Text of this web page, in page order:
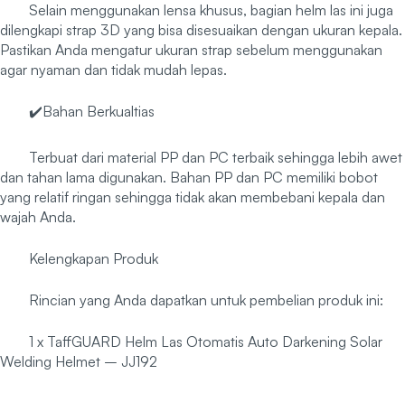
Selain menggunakan lensa khusus, bagian helm las ini juga
dilengkapi strap 3D yang bisa disesuaikan dengan ukuran kepala.
Pastikan Anda mengatur ukuran strap sebelum menggunakan
agar nyaman dan tidak mudah lepas.
✔️Bahan Berkualtias
Terbuat dari material PP dan PC terbaik sehingga lebih awet
dan tahan lama digunakan. Bahan PP dan PC memiliki bobot
yang relatif ringan sehingga tidak akan membebani kepala dan
wajah Anda.
Kelengkapan Produk
Rincian yang Anda dapatkan untuk pembelian produk ini:
1 x TaffGUARD Helm Las Otomatis Auto Darkening Solar
Welding Helmet – JJ192